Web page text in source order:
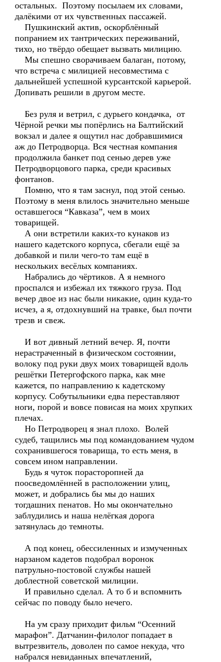
остальных. Поэтому посылаем их словами,
далёкими от их чувственных пассажей.
Пушкинский актив, оскорблённый
попранием их тантрических переживаний,
тихо, но твёрдо обещает вызвать милицию.
Мы спешно сворачиваем балаган, потому,
что встреча с милицией несовместима с
дальнейшей успешной курсантской карьерой.
Допивать решили в другом месте.
Без руля и ветрил, с дурьего кондачка, от
Чёрной речки мы попёрлись на Балтийский
вокзал и далее я ощутил нас добравшимися
аж до Петродворца. Вся честная компания
продолжила банкет под сенью дерев уже
Петродворцового парка, среди красивых
фонтанов.
Помню, что я там заснул, под этой сенью.
Поэтому в меня влилось значительно меньше
оставшегося “Кавказа”, чем в моих
товарищей.
А они встретили каких-то кунаков из
нашего кадетского корпуса, сбегали ещё за
добавкой и пили чего-то там ещё в
нескольких весёлых компаниях.
Набрались до чёртиков. А я немного
проспался и избежал их тяжкого груза. Под
вечер двое из нас были никакие, один куда-то
исчез, а я, отдохнувший на травке, был почти
трезв и свеж.
И вот дивный летний вечер. Я, почти
нерастраченный в физическом состоянии,
волоку под руки двух моих товарищей вдоль
решётки Петергофского парка, как мне
кажется, по направлению к кадетскому
корпусу. Собутыльники едва переставляют
ноги, порой и вовсе повисая на моих хрупких
плечах.
Но Петродворец я знал плохо. Волей
судеб, тащились мы под командованием чудом
сохранившегося товарища, то есть меня, в
совсем ином направлении.
Будь я чуток порасторопней да
поосведомлённей в расположении улиц,
может, и добрались бы мы до наших
тогдашних пенатов. Но мы окончательно
заблудились и наша нелёгкая дорога
затянулась до темноты.
А под конец, обессиленных и измученных
нарзаном кадетов подобрал воронок
патрульно-постовой службы нашей
доблестной советской милиции.
И правильно сделал. А то б и вспомнить
сейчас по поводу было нечего.
На ум сразу приходит фильм “Осенний
марафон”. Датчанин-филолог попадает в
вытрезвитель, доволен по самое некуда, что
набрался невиданных впечатлений,